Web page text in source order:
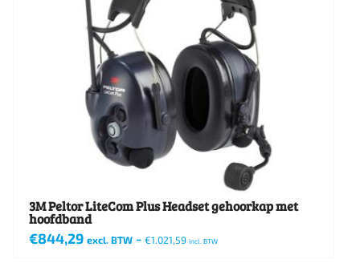
3M Peltor LiteCom Plus Headset gehoorkap met
hoofdband
€844,29 excl. BTW - €1.021,59 incl. BTW